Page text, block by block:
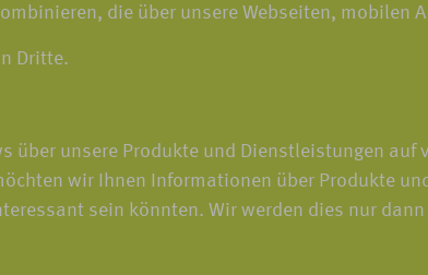
die über unsere Webseiten, mobilen
Dritte.
über unsere Produkte und Dienstleistungen auf
wir Ihnen Informationen über Produkte
sein könnten. Wir werden dies nur